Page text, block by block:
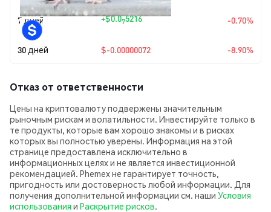
7 дней +$0.075216 -0.70%
30 дней $-0.00000072 -8.90%
Отказ от ответственности
Цены на криптовалюту подвержены значительным
рыночным рискам и волатильности. Инвестируйте только в
те продукты, которые вам хорошо знакомы и в рисках
которых вы полностью уверены. Информация на этой
странице предоставлена исключительно в
информационных целях и не является инвестиционной
рекомендацией. Phemex не гарантирует точность,
пригодность или достоверность любой информации. Для
получения дополнительной информации см. наши Условия
использования и Раскрытие рисков.